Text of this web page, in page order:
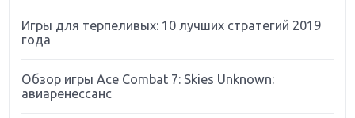
Игры для терпеливых: 10 лучших стратегий 2019
года
Обзор игры Ace Combat 7: Skies Unknown:
авиаренессанс